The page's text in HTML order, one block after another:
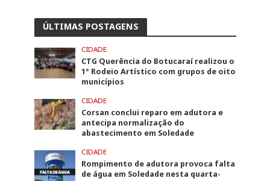
ÚLTIMAS POSTAGENS
CIDADE
CTG Querência do Botucaraí realizou o
1º Rodeio Artístico com grupos de oito
municípios
CIDADE
Corsan conclui reparo em adutora e
antecipa normalização do
abastecimento em Soledade
CIDADE
Rompimento de adutora provoca falta
de água em Soledade nesta quarta-